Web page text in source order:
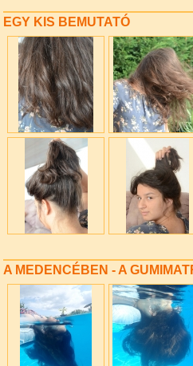
EGY KIS BEMUTATÓ
A MEDENCÉBEN - A